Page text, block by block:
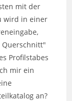
mit der
wird in einer
Querschnitt"
Profilstabes
mir ein
an?